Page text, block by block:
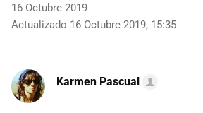
16 Octubre 2019
Actualizado 16 Octubre 2019, 15:35
Karmen Pascual